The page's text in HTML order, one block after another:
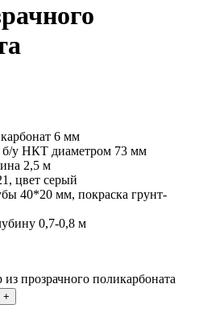
6 мм
б/у НКТ диаметром 73 мм
2,5 м
цвет серый
40*20 мм, покраска грунт-
0,7-0,8 м
прозрачного поликарбоната